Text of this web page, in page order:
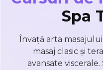
Spa
Învață arta
masaj clasic și
avansate viscerale.